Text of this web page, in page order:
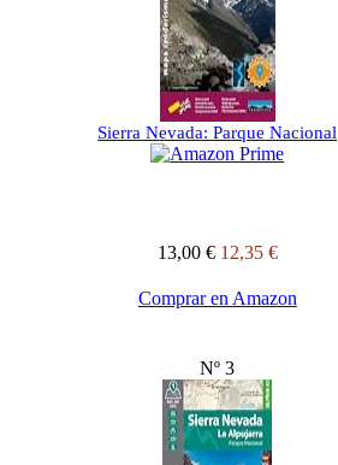
Sierra Nevada: Parque Nacional
13,00 € 12,35 €
Comprar en Amazon
Nº 3